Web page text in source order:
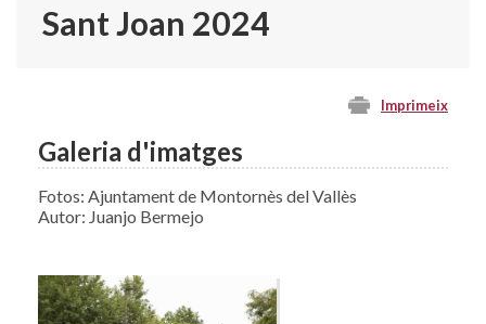
Sant Joan 2024
Imprimeix
Galeria d'imatges
Fotos: Ajuntament de Montornès del Vallès
Autor: Juanjo Bermejo